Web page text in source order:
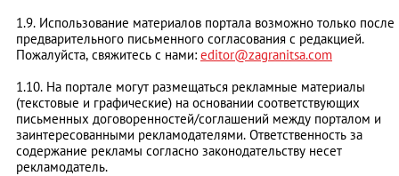
1.9. Использование материалов портала возможно только после
предварительного письменного согласования с редакцией.
Пожалуйста, свяжитесь с нами: editor@zagranitsa.com
1.10. На портале могут размещаться рекламные материалы
(текстовые и графические) на основании соответствующих
письменных договоренностей/соглашений между порталом и
заинтересованными рекламодателями. Ответственность за
содержание рекламы согласно законодательству несет
рекламодатель.